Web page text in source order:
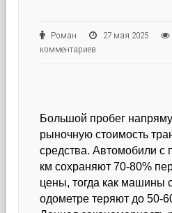
Роман 27 мая 2025
комментариев
Большой пробег
рыночную стоимость
средства. Автомобили с
км сохраняют 70-80%
цены, тогда как машины
одометре теряют до 50-